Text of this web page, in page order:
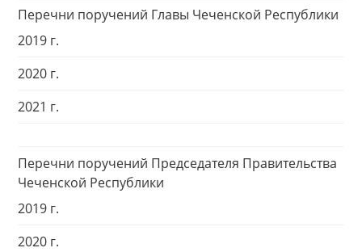
Перечни поручений Главы Чеченской Республики
2019 г.
2020 г.
2021 г.
Перечни поручений Председателя Правительства
Чеченской Республики
2019 г.
2020 г.